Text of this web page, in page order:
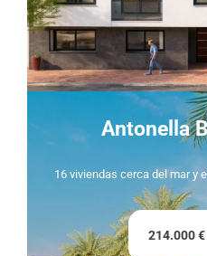
Antonella
16 viviendas cerca del mar y
214.000 €